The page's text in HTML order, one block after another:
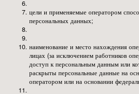
цели и применяемые оператором
персональных данных;
наименование и место нахождения
лицах (за исключением работников
доступ к персональным данным или
раскрыты персональные данные на
оператором или на основании
INFO@GRAVITON24.RU
+7 (495) 106-62-16